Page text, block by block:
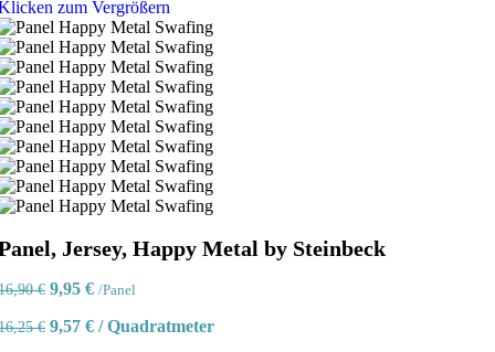
zum Vergrößern
Jersey, Happy Metal by Steinbeck
€ Ursprünglicher
war:
9,95 €Aktueller
ist:
/Panel
€ 9,57 € /Quadratmeter